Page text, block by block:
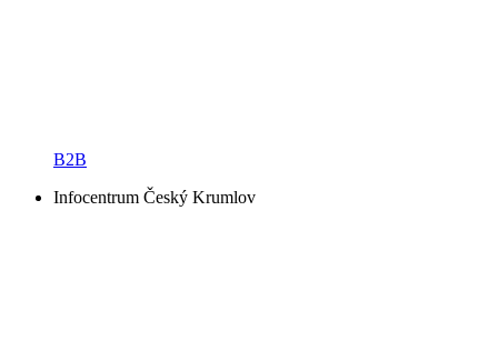
B2B
Infocentrum Český Krumlov